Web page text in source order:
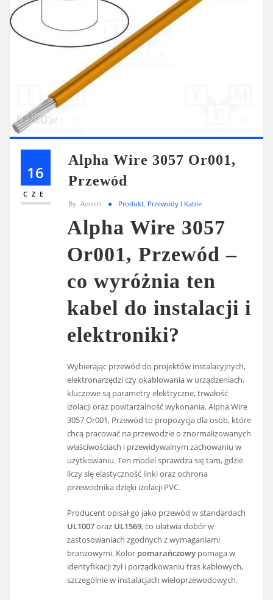
16
CZE
Alpha Wire 3057 Or001,
Przewód
By Admin Produkt Przewody I Kable
Alpha Wire 3057
Or001, Przewód –
co wyróżnia ten
kabel do instalacji i
elektroniki?
Wybierając przewód do projektów instalacyjnych,
elektronarzędzi czy okablowania w urządzeniach,
kluczowe są parametry elektryczne, trwałość
izolacji oraz powtarzalność wykonania. Alpha Wire
3057 Or001, Przewód to propozycja dla osób, które
chcą pracować na przewodzie o znormalizowanych
właściwościach i przewidywalnym zachowaniu w
użytkowaniu. Ten model sprawdza się tam, gdzie
liczy się elastyczność linki oraz ochrona
przewodnika dzięki izolacji PVC.
Producent opisał go jako przewód w standardach
UL1007oraz UL1569, co ułatwia dobór w
zastosowaniach zgodnych z wymaganiami
branżowymi. Kolor pomarańczowy pomaga w
identyfikacji żył i porządkowaniu tras kablowych,
szczególnie w instalacjach wieloprzewodowych.